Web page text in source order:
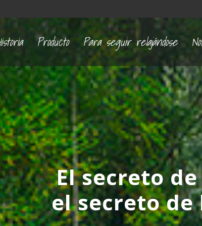
Producto Para seguir relajándose
El secreto
el secreto